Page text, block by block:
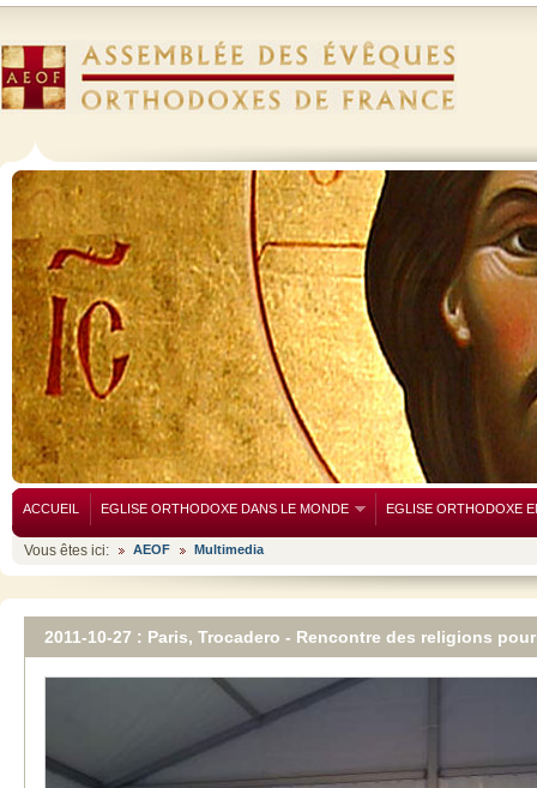
ACCUEIL EGLISE ORTHODOXE DANS LE MONDE EGLISE ORTHODOXE
Vous êtes ici: AEOF Multimedia
2011-10-27 : Paris, Trocadero - Rencontre des religions